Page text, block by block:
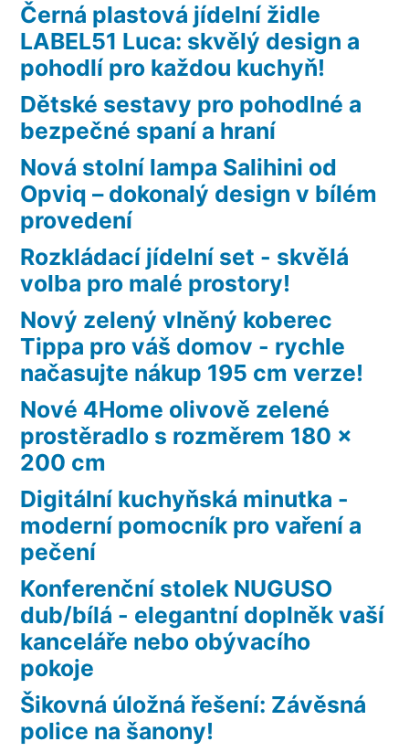
Černá plastová jídelní židle
LABEL51 Luca: skvělý design a
pohodlí pro každou kuchyň!
Dětské sestavy pro pohodlné a
bezpečné spaní a hraní
Nová stolní lampa Salihini od
Opviq – dokonalý design v bílém
provedení
Rozkládací jídelní set - skvělá
volba pro malé prostory!
Nový zelený vlněný koberec
Tippa pro váš domov - rychle
načasujte nákup 195 cm verze!
Nové 4Home olivově zelené
prostěradlo s rozměrem 180 x
200 cm
Digitální kuchyňská minutka -
moderní pomocník pro vaření a
pečení
Konferenční stolek NUGUSO
dub/bílá - elegantní doplněk vaší
kanceláře nebo obývacího
pokoje
Šikovná úložná řešení: Závěsná
police na šanony!